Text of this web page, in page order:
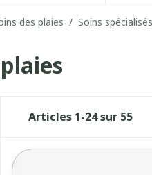
des plaies / Soins
Articles 1-24sur 55